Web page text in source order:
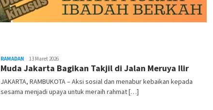
RAMADAN REDAKSI
RAMBUKOTA
13 Maret 2026
Muda Jakarta Bagikan Takjil di Jalan Meruya Ilir
JAKARTA, RAMBUKOTA – Aksi sosial dan menabur kebaikan kepada
sesama menjadi upaya untuk meraih rahmat […]